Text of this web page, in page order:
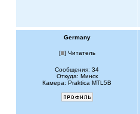
Germany
[ ] Читатель
Сообщения: 34
Откуда: Минск
Камера: Praktica MTL5B